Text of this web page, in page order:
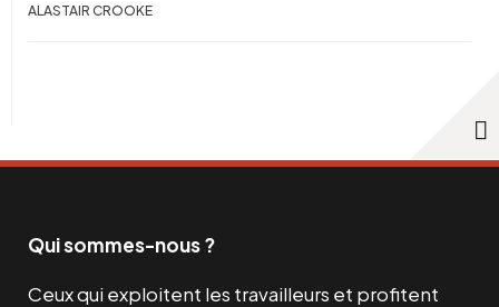
ALASTAIR CROOKE
Qui sommes-nous ?
Ceux qui exploitent les travailleurs et profitent